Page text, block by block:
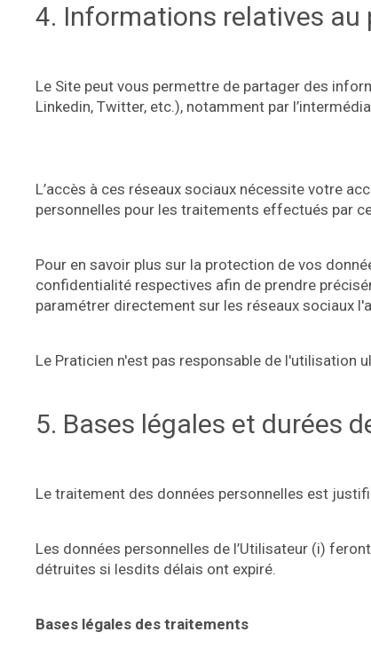
4. Informations relatives au
Le Site peut vous permettre de partager des
Linkedin, Twitter, etc.), notamment par
L’accès à ces réseaux sociaux nécessite votre
personnelles pour les traitements effectués par
Pour en savoir plus sur la protection de vos
confidentialité respectives afin de prendre
paramétrer directement sur les réseaux sociaux
Le Praticien n'est pas responsable de l'utilisation
5. Bases légales et durées
Le traitement des données personnelles est
Les données personnelles de l’Utilisateur (i)
détruites si lesdits délais ont expiré.
Bases légales des traitements